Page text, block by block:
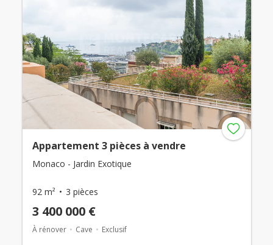
Appartement 3 pièces à vendre
Monaco - Jardin Exotique
92 m² 3 pièces
3 400 000 €
À rénover Cave Exclusif